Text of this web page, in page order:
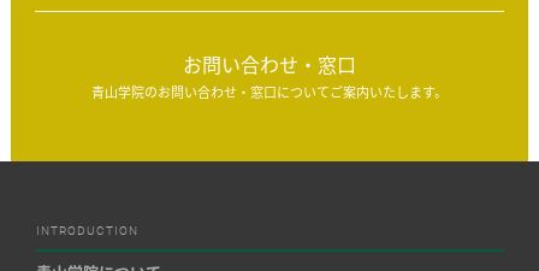
お問い合わせ・窓口
青山学院のお問い合わせ・窓口についてご案内いたします。
INTRODUCTION